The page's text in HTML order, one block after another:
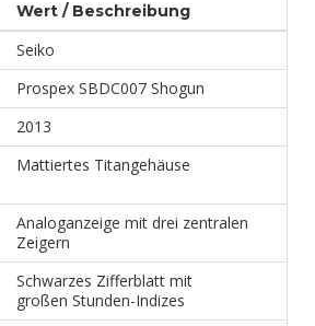
Wert / Beschreibung
Seiko
Prospex SBDC007 Shogun
2013
Mattiertes Titangehäuse
Analoganzeige mit drei zentralen
Zeigern
Schwarzes Zifferblatt mit
großen Stunden-Indizes